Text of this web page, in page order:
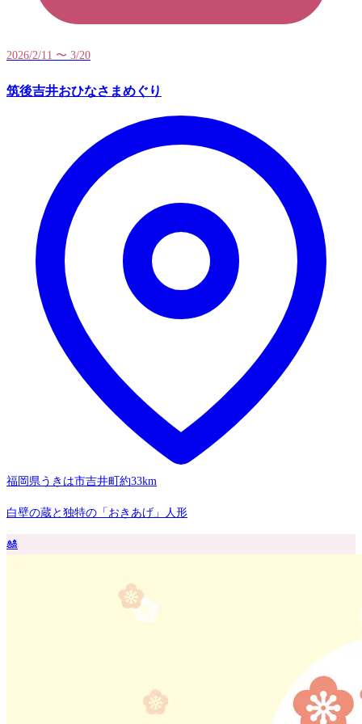
2026/2/11 〜 3/20
筑後吉井おひなさまめぐり
福岡県うきは市吉井町 約33km
白壁の蔵と独特の「おきあげ」人形
🎎